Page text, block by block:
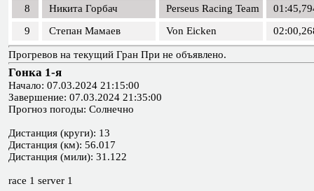
8
Никита Горбач Perseus Racing Team
9
Степан Мамаев Von Eicken
Прогревов на текущий Гран При не объявлено.
Гонка 1-я
Начало: 07.03.2024 21:15:00
Завершение: 07.03.2024 21:35:00
Прогноз погоды: Солнечно
Дистанция (круги): 13
Дистанция (км): 56.017
Дистанция (мили): 31.122
race 1 server 1